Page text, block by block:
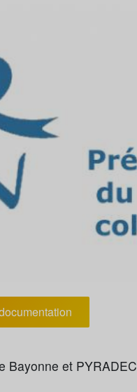
Bayonne et PYRADEC